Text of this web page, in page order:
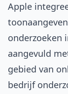
Apple
onderzoeken
aangevuld
gebied van
bedrijf